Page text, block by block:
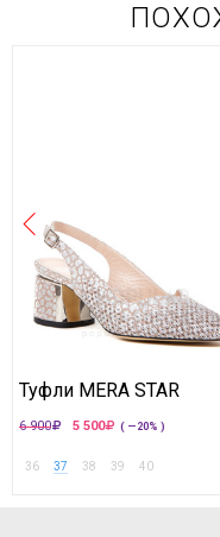
Туфли MERA STAR
6 900 5 500 ( —20% )
36 37 38 39 40